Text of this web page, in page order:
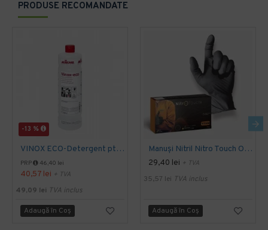
PRODUSE RECOMANDATE
-13 %
VINOX ECO-Detergent pt.indepartarea calacarului si grasimii in industria alimentara, 1L
PRP 46,40 lei
40,57 lei + TVA
49,09 lei TVA inclus
Adaugă în Coş
Manuși Nitril Nitro Touch Original - Negru
29,40 lei + TVA
35,57 lei TVA inclus
Adaugă în Coş